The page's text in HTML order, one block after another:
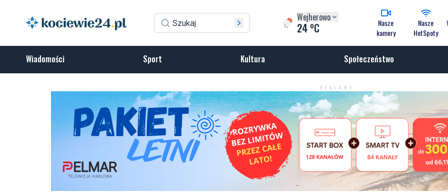
Wejherowo
24 oC
Nasze
kamery
Nasze
HotSpoty
Wiadomości Sport Kultura Społeczeństwo
REKLAMA